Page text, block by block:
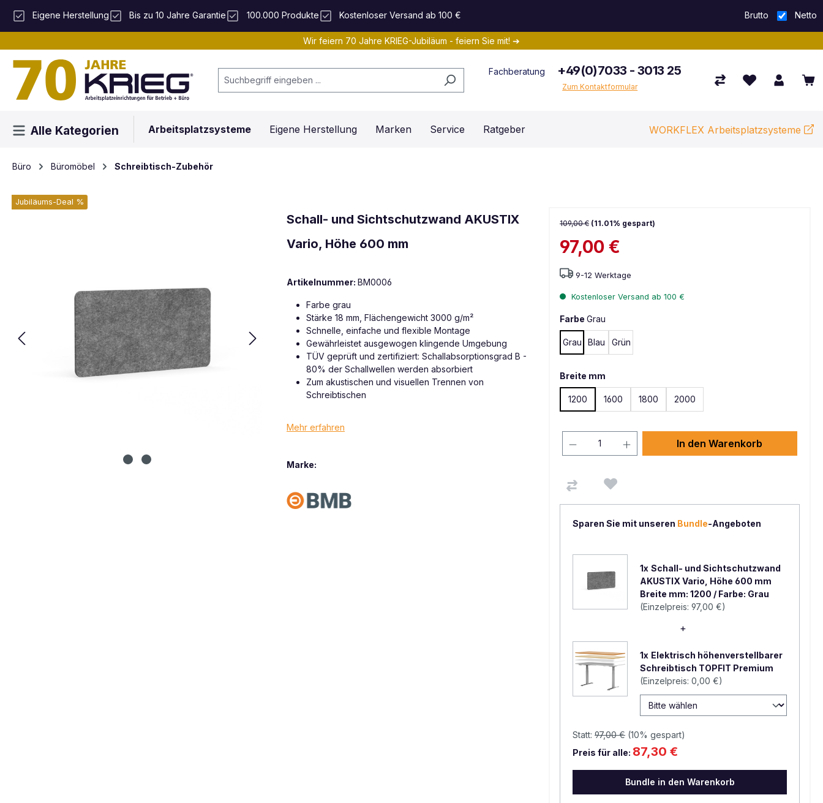
Hauptinhalt springen
Zur Suche springen
Zur Hauptnavigation springen
Eigene Herstellung Bis zu 10 Jahre Garantie 100.000 Produkte Kostenloser Versand ab 100 € Brutto Netto
Wir feiern 70 Jahre KRIEG-Jubiläum - feiern Sie mit! ➔
Fachberatung +49(0)7033 - 3013 25
Zum Kontaktformular
Alle Kategorien Arbeitsplatzsysteme Eigene Herstellung Marken Service Ratgeber WORKFLEX Arbeitsplatzsysteme
Büro Büromöbel Schreibtisch-Zubehör
Jubiläums-Deal %
Schall- und Sichtschutzwand AKUSTIX
Vario, Höhe 600 mm
Artikelnummer: BM0006
Farbe grau
Stärke 18 mm, Flächengewicht 3000 g/m²
Schnelle, einfache und flexible Montage
Gewährleistet ausgewogen klingende Umgebung
TÜV geprüft und zertifiziert: Schallabsorptionsgrad B -
80% der Schallwellen werden absorbiert
Zum akustischen und visuellen Trennen von
Schreibtischen
Mehr erfahren
Marke:
109,00 € (11.01% gespart)
97,00 €
9-12 Werktage
Kostenloser Versand ab 100 €
Farbe Grau
Grau Blau Grün
Breite mm
1200 1600 1800 2000
In den Warenkorb
Sparen Sie mit unseren Bundle-Angeboten
1x Schall- und Sichtschutzwand
AKUSTIX Vario, Höhe 600 mm
Breite mm: 1200 / Farbe: Grau
(Einzelpreis: 97,00 €)
1x Elektrisch höhenverstellbarer
Schreibtisch TOPFIT Premium
(Einzelpreis: 0,00 €)
Statt: 97,00 € (10% gespart)
Preis für alle: 87,30 €
Bundle in den Warenkorb